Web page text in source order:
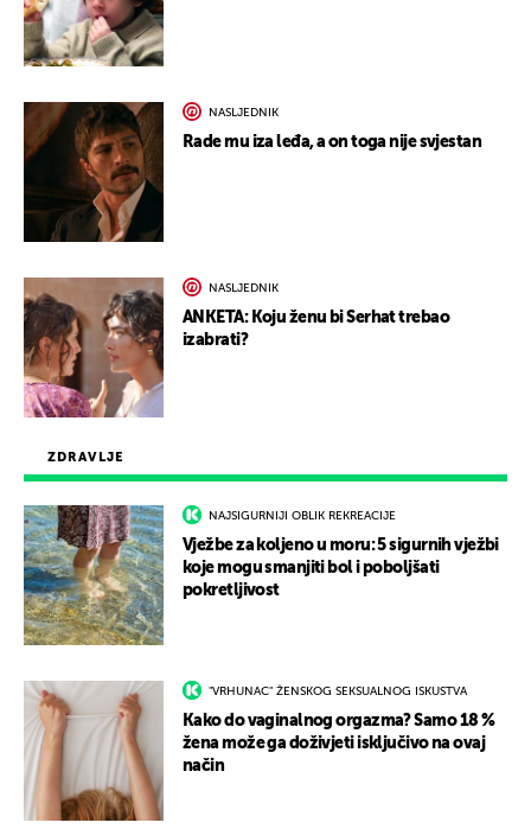
ZDRAVLJE
NAJSIGURNIJI OBLIK REKREACIJE
Vježbe za koljeno u moru: 5 sigurnih vježbi
koje mogu smanjiti bol i poboljšati
pokretljivost
"VRHUNAC" ŽENSKOG SEKSUALNOG ISKUSTVA
Kako do vaginalnog orgazma? Samo 18 %
žena može ga doživjeti isključivo na ovaj
način
NASLJEDNIK
Rade mu iza leđa, a on toga nije svjestan
NASLJEDNIK
ANKETA: Koju ženu bi Serhat trebao
izabrati?